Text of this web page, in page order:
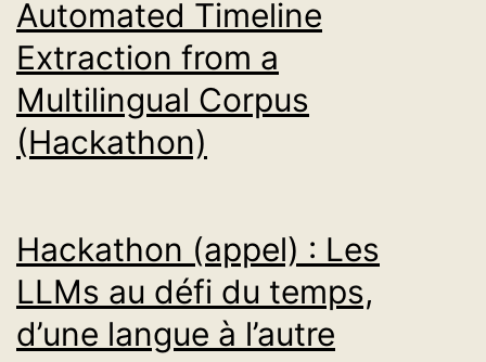
Automated Timeline
Extraction from a
Multilingual Corpus
(Hackathon)
Hackathon (appel) : Les
LLMs au défi du temps,
d’une langue à l’autre